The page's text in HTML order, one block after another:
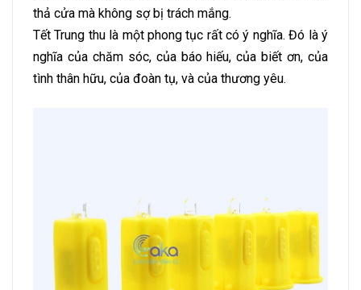
thả cửa mà không sợ bị trách mắng.
Tết Trung thu là một phong tục rất có ý nghĩa. Đó là ý
nghĩa của chăm sóc, của báo hiếu, của biết ơn, của
tình thân hữu, của đoàn tụ, và của thương yêu.